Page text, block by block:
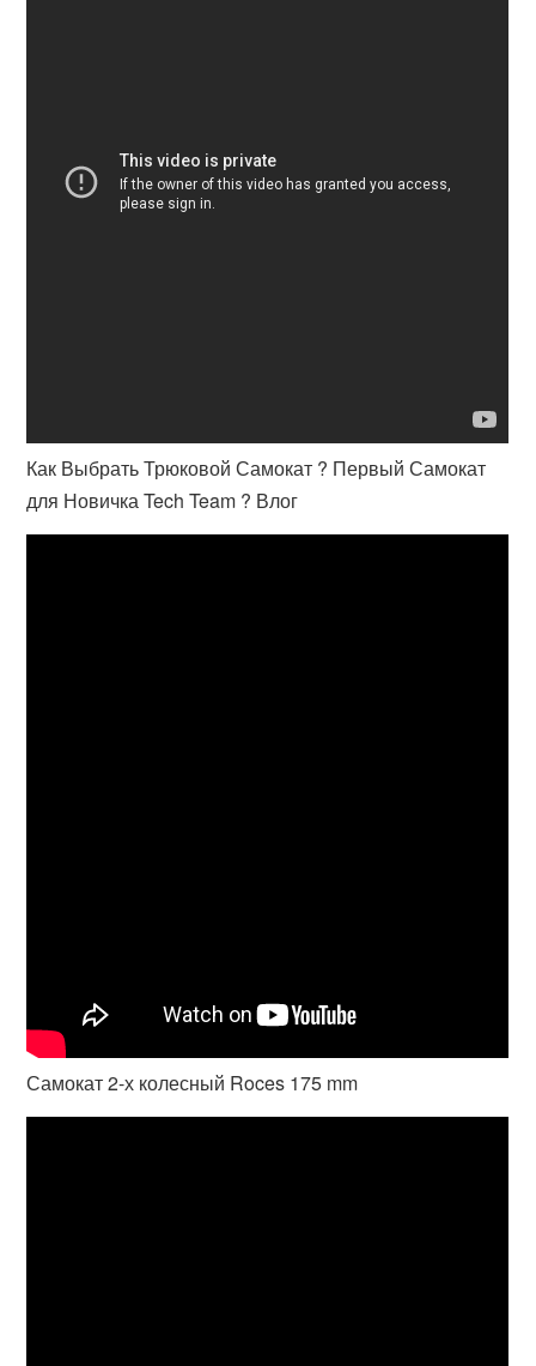
Как Выбрать Трюковой Самокат ? Первый Самокат
для Новичка Tech Team ? Влог
Самокат 2-х колесный Roces 175 mm